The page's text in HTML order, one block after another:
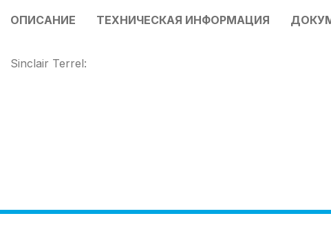
ОПИСАНИЕ ТЕХНИЧЕСКАЯ ИНФОРМАЦИЯ
Sinclair Terrel: